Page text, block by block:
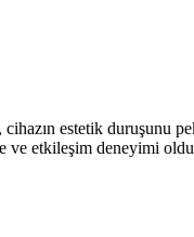
cihazın estetik duruşunu
etkileşim deneyimi